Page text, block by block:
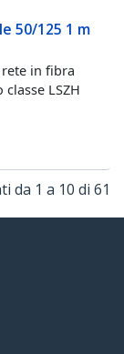
50/125 1 m
in fibra
LSZH
da 1 a 10 di 61